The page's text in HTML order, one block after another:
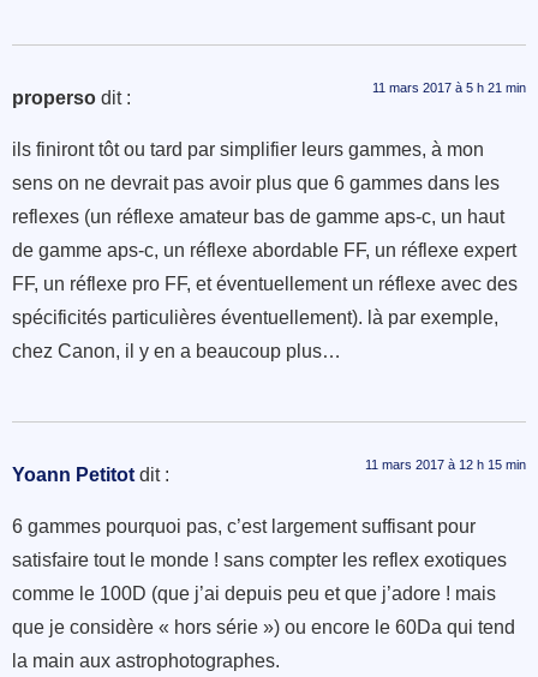
properso dit : 11 mars 2017 à 5 h 21 min
ils finiront tôt ou tard par simplifier leurs gammes, à mon
sens on ne devrait pas avoir plus que 6 gammes dans les
reflexes (un réflexe amateur bas de gamme aps-c, un haut
de gamme aps-c, un réflexe abordable FF, un réflexe expert
FF, un réflexe pro FF, et éventuellement un réflexe avec des
spécificités particulières éventuellement). là par exemple,
chez Canon, il y en a beaucoup plus…
Yoann Petitot dit : 11 mars 2017 à 12 h 15 min
6 gammes pourquoi pas, c’est largement suffisant pour
satisfaire tout le monde ! sans compter les reflex exotiques
comme le 100D (que j’ai depuis peu et que j’adore ! mais
que je considère « hors série ») ou encore le 60Da qui tend
la main aux astrophotographes.